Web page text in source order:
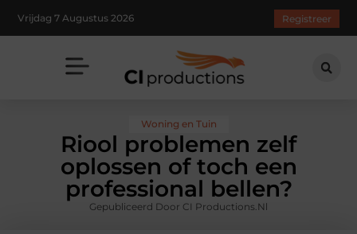
Vrijdag 7 Augustus 2026 Registreer
Woning en Tuin
Riool problemen zelf
oplossen of toch een
professional bellen?
Gepubliceerd Door CI Productions.nl